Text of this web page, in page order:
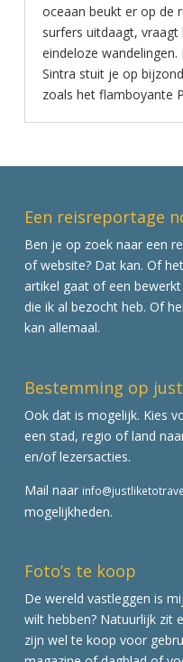
oceaan beukt er op de
surfers uitdaagt,
eindeloze
Sintra stuit je op
zoals het flamboyante
Een reisreportage
Ben je op zoek naar een
of website? Dat kan. Of
artikel gaat of een
die ik al bezocht heb. Of
kan allemaal.
Bestemming op
Ook dat is mogelijk. Kies
een stad, regio of land
en/of lezersacties.
Mail naar
mogelijkheden.
Foto’s te koop
De wereld vastleggen is
wilt hebben? Natuurlijk zit
zijn wel te koop voor